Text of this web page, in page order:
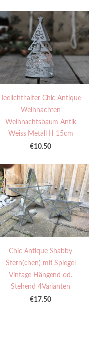
Teelichthalter Chic Antique
Weihnachten
Weihnachtsbaum Antik
Weiss Metall H 15cm
€10.50
Chic Antique Shabby
Stern(chen) mit Spiegel
Vintage Hängend od.
Stehend 4Varianten
€17.50